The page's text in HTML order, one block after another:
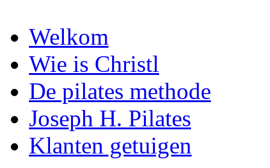
Welkom
Wie is Christl
De pilates methode
Joseph H. Pilates
Klanten getuigen